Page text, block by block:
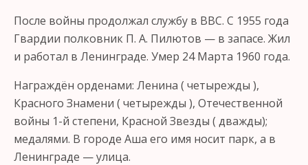
После войны продолжал службу в ВВС. С 1955 года
Гвардии полковник П. А. Пилютов — в запасе. Жил
и работал в Ленинграде. Умер 24 Марта 1960 года.
Награждён орденами: Ленина ( четырежды ),
Красного Знамени ( четырежды ), Отечественной
войны 1-й степени, Красной Звезды ( дважды);
медалями. В городе Аша его имя носит парк, а в
Ленинграде — улица.